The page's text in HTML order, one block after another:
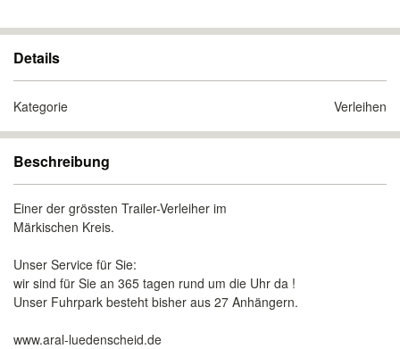
Details
Kategorie Verleihen
Beschreibung
Einer der grössten Trailer-Verleiher im
Märkischen Kreis.
Unser Service für Sie:
wir sind für Sie an 365 tagen rund um die Uhr da !
Unser Fuhrpark besteht bisher aus 27 Anhängern.
www.aral-luedenscheid.de